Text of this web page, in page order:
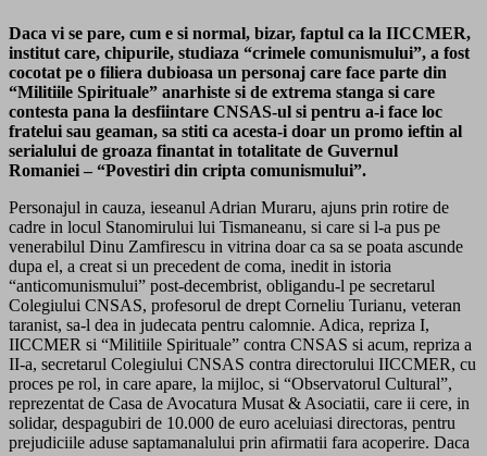
Daca vi se pare, cum e si normal, bizar, faptul ca la IICCMER,
institut care, chipurile, studiaza “crimele comunismului”, a fost
cocotat pe o filiera dubioasa un personaj care face parte din
“Militiile Spirituale” anarhiste si de extrema stanga si care
contesta pana la desfiintare CNSAS-ul si pentru a-i face loc
fratelui sau geaman, sa stiti ca acesta-i doar un promo ieftin al
serialului de groaza finantat in totalitate de Guvernul
Romaniei – “Povestiri din cripta comunismului”.
Personajul in cauza, ieseanul Adrian Muraru, ajuns prin rotire de
cadre in locul Stanomirului lui Tismaneanu, si care si l-a pus pe
venerabilul Dinu Zamfirescu in vitrina doar ca sa se poata ascunde
dupa el, a creat si un precedent de coma, inedit in istoria
“anticomunismului” post-decembrist, obligandu-l pe secretarul
Colegiului CNSAS, profesorul de drept Corneliu Turianu, veteran
taranist, sa-l dea in judecata pentru calomnie. Adica, repriza I,
IICCMER si “Militiile Spirituale” contra CNSAS si acum, repriza a
II-a, secretarul Colegiului CNSAS contra directorului IICCMER, cu
proces pe rol, in care apare, la mijloc, si “Observatorul Cultural”,
reprezentat de Casa de Avocatura Musat & Asociatii, care ii cere, in
solidar, despagubiri de 10.000 de euro aceluiasi directoras, pentru
prejudiciile aduse saptamanalului prin afirmatii fara acoperire. Daca